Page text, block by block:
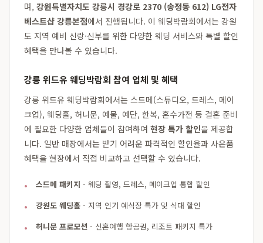
며, 강원특별자치도 강릉시 경강로 2370 (송정동 612) LG전자
베스트샵 강릉본점에서 진행됩니다. 이 웨딩박람회에서는 강원
도 지역 예비 신랑·신부를 위한 다양한 웨딩 서비스와 특별 할인
혜택을 만나볼 수 있습니다.
강릉 위드유 웨딩박람회 참여 업체 및 혜택
강릉 위드유 웨딩박람회에서는 스드메(스튜디오, 드레스, 메이
크업), 웨딩홀, 허니문, 예물, 예단, 한복, 혼수가전 등 결혼 준비
에 필요한 다양한 업체들이 참여하여 현장 특가 할인을 제공합
니다. 일반 매장에서는 받기 어려운 파격적인 할인율과 사은품
혜택을 현장에서 직접 비교하고 선택할 수 있습니다.
스드메 패키지 - 웨딩 촬영, 드레스, 메이크업 통합 할인
강원도 웨딩홀 - 지역 인기 예식장 특가 및 식대 할인
허니문 프로모션 - 신혼여행 항공권, 리조트 패키지 특가